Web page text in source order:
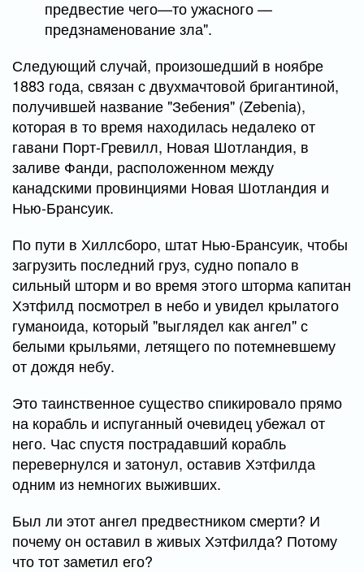
предвестие чего—то ужасного —
предзнаменование зла".
Следующий случай, произошедший в ноябре
1883 года, связан с двухмачтовой бригантиной,
получившей название "Зебения" (Zebenia),
которая в то время находилась недалеко от
гавани Порт-Гревилл, Новая Шотландия, в
заливе Фанди, расположенном между
канадскими провинциями Новая Шотландия и
Нью-Брансуик.
По пути в Хиллсборо, штат Нью-Брансуик, чтобы
загрузить последний груз, судно попало в
сильный шторм и во время этого шторма капитан
Хэтфилд посмотрел в небо и увидел крылатого
гуманоида, который "выглядел как ангел" с
белыми крыльями, летящего по потемневшему
от дождя небу.
Это таинственное существо спикировало прямо
на корабль и испуганный очевидец убежал от
него. Час спустя пострадавший корабль
перевернулся и затонул, оставив Хэтфилда
одним из немногих выживших.
Был ли этот ангел предвестником смерти? И
почему он оставил в живых Хэтфилда? Потому
что тот заметил его?